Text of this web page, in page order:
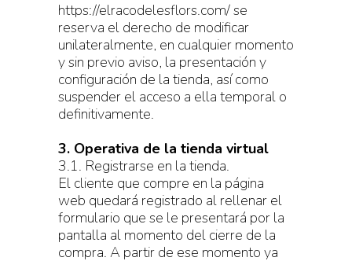
https://elracodelesflors.com/ se
reserva el derecho de modificar
unilateralmente, en cualquier momento
y sin previo aviso, la presentación y
configuración de la tienda, así como
suspender el acceso a ella temporal o
definitivamente.
3. Operativa de la tienda virtual
3.1. Registrarse en la tienda.
El cliente que compre en la página
web quedará registrado al rellenar el
formulario que se le presentará por la
pantalla al momento del cierre de la
compra. A partir de ese momento ya